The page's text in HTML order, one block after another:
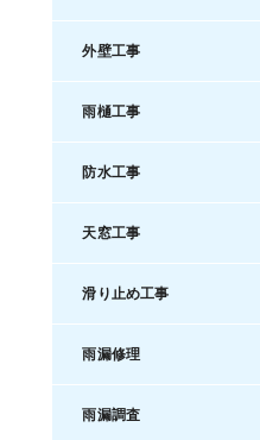
外壁工事
雨樋工事
防水工事
天窓工事
滑り止め工事
雨漏修理
雨漏調査